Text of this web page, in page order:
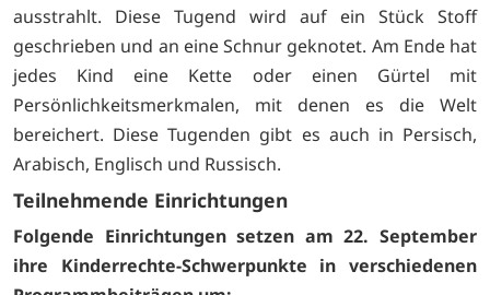
ausstrahlt. Diese Tugend wird auf ein Stück Stoff
geschrieben und an eine Schnur geknotet. Am Ende hat
jedes Kind eine Kette oder einen Gürtel mit
Persönlichkeitsmerkmalen, mit denen es die Welt
bereichert. Diese Tugenden gibt es auch in Persisch,
Arabisch, Englisch und Russisch.
Teilnehmende Einrichtungen
Folgende Einrichtungen setzen am 22. September
ihre Kinderrechte-Schwerpunkte in verschiedenen